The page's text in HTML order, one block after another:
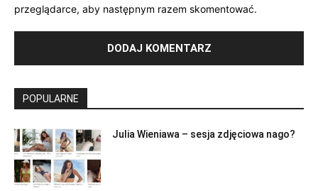
przeglądarce, aby następnym razem skomentować.
POPULARNE
Julia Wieniawa – sesja zdjęciowa nago?